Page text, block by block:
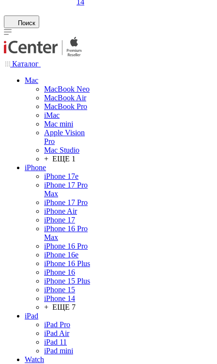
14
Поиск
Каталог
Mac
MacBook Neo
MacBook Air
MacBook Pro
iMac
Mac mini
Apple Vision
Pro
Mac Studio
+ ЕЩЕ 1
iPhone
iPhone 17e
iPhone 17 Pro
Max
iPhone 17 Pro
iPhone Air
iPhone 17
iPhone 16 Pro
Max
iPhone 16 Pro
iPhone 16e
iPhone 16 Plus
iPhone 16
iPhone 15 Plus
iPhone 15
iPhone 14
+ ЕЩЕ 7
iPad
iPad Pro
iPad Air
iPad 11
iPad mini
Watch